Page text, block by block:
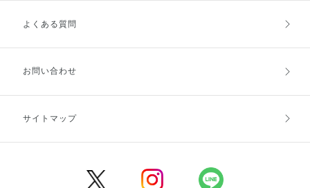
ご利用ガイドトップ
お支払方法
キャンセル・返品・交換
よくある質問
お問い合わせ
サイトマップ